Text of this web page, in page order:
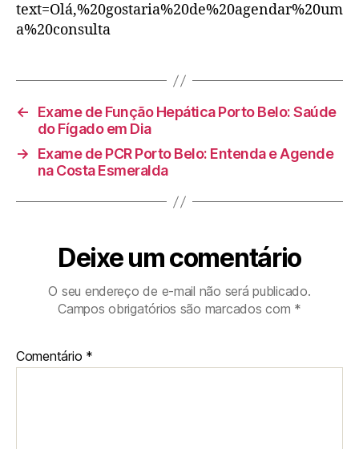
text=Olá,%20gostaria%20de%20agendar%20um
a%20consulta
←
Exame de Função Hepática Porto Belo: Saúde
do Fígado em Dia
→
Exame de PCR Porto Belo: Entenda e Agende
na Costa Esmeralda
Deixe um comentário
O seu endereço de e-mail não será publicado.
Campos obrigatórios são marcados com *
Comentário *